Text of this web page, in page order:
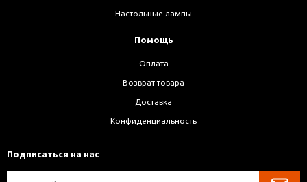
Настольные лампы
Помощь
Оплата
Возврат товара
Доставка
Конфиденциальность
Подписаться на нас